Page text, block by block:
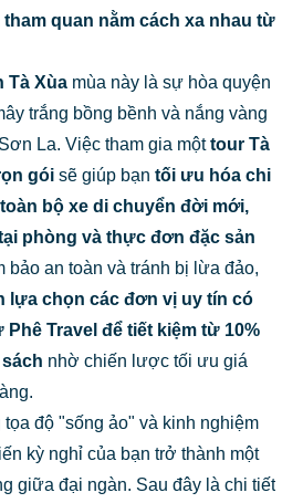
quan nằm cách xa nhau từ
Tà Xùamùa này là sự hòa quyện
trắng bồng bềnh và nắng vàng
La. Việc tham gia mộttour Tà
góisẽ giúp bạn tối ưu hóa chi
bộ xe di chuyển đời mới,
phòng và thực đơn đặc sản
bảo an toàn và tránh bị lừa đảo,
lựa chọn các đơn vị uy tín có
Travel để tiết kiệm từ 10%
nhờ chiến lược tối ưu giá
độ "sống ảo" và kinh nghiệm
kỳ nghỉ của bạn trở thành một
giữa đại ngàn. Sau đây là chi tiết